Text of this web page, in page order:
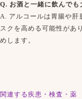
Q. お酒と一緒に飲んでも
A. アルコールは胃腸や肝
スクを高める可能性があ
めします。
関連する疾患・検査・薬